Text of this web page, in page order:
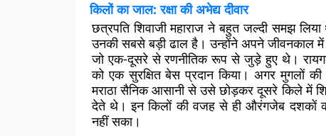
किलों का जाल: रक्षा की अभेद्य दीवार
छत्रपति शिवाजी महाराज ने बहुत जल्दी समझ
उनकी सबसे बड़ी ढाल है। उन्होंने अपने जीवनकाल
जो एक-दूसरे से रणनीतिक रूप से जुड़े हुए थे।
को एक सुरक्षित बेस प्रदान किया। अगर मुगलों
मराठा सैनिक आसानी से उसे छोड़कर दूसरे किले में
देते थे। इन किलों की वजह से ही औरंगजेब दशकों की
नहीं सका।